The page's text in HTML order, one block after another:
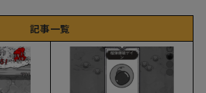
記事一覧